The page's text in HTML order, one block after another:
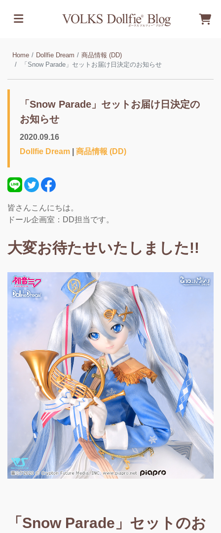
Home Dollfie Dream
商品情報 (DD)
「Snow Parade」セットお届け日決定のお知らせ
「Snow Parade」セットお届け日決定の
お知らせ
2020.09.16
Dollfie Dream
商品情報 (DD)
皆さんこんにちは。
ドール企画室：DD担当です。
大変お待たせいたしました!!
「Snow Parade」セットのお